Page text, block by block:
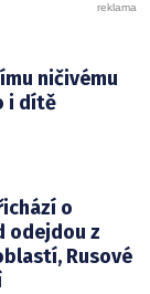
ničivému
i dítě
o
odejdou z
Rusové